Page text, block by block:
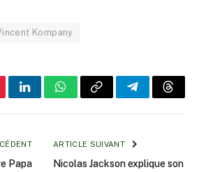
Kompany
LinkedInWhatsApp
Copy
Telegram
Papa
ARTICLE SUIVANT
Nicolas Jackson explique son